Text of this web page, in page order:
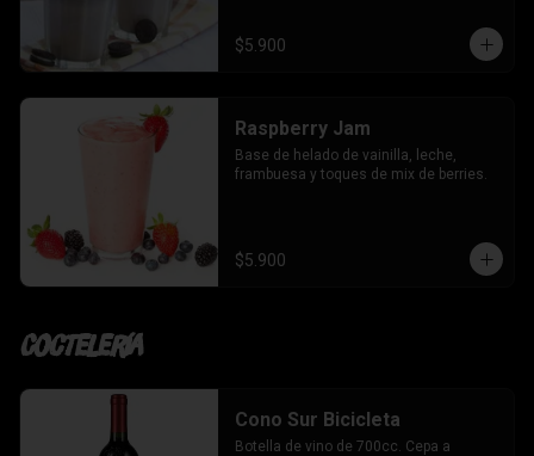
$5.900
Raspberry Jam
Base de helado de vainilla, leche,
frambuesa y toques de mix de berries.
$5.900
Coctelería
Cono Sur Bicicleta
Botella de vino de 700cc. Cepa a